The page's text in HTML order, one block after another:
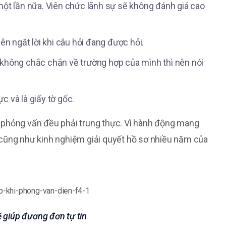
lần nữa. Viên chức lãnh sự sẽ không đánh giá cao
ngắt lời khi câu hỏi đang được hỏi.
chắc chắn về trường hợp của mình thì nên nói
và là giấy tờ gốc.
vấn đều phải trung thực. Vì hành động mang
như kinh nghiệm giải quyết hồ sơ nhiều năm của
giúp đương đơn tự tin